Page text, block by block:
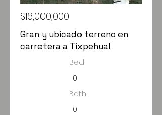
$16,000,000
Gran y ubicado terreno en
carretera a Tixpehual
Bed
0
Bath
0